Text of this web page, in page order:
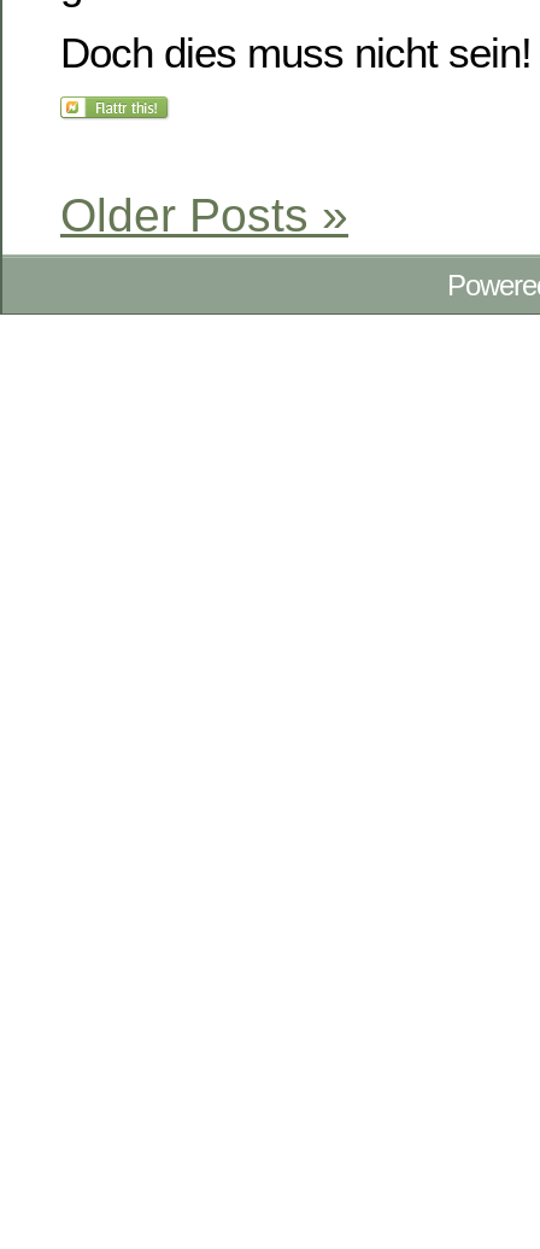
Doch dies muss nicht
Older Posts »